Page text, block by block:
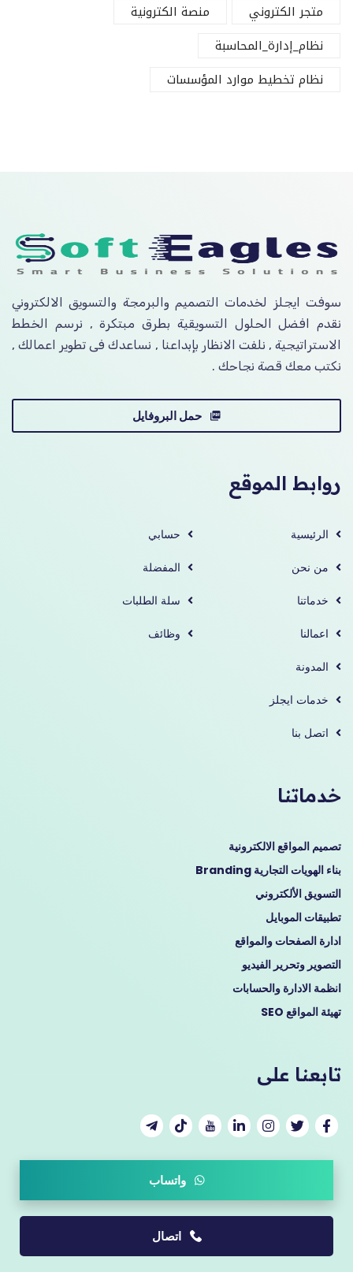
متجر الكتروني
منصة الكترونية
نظام_إدارة_المحاسبة
نظام تخطيط موارد المؤسسات
سوفت ايجلز لخدمات التصميم والبرمجة والتسويق الالكتروني
نقدم افضل الحلول التسويقية بطرق مبتكرة , نرسم الخطط
الاستراتيجية , نلفت الانظار بإبداعنا , نساعدك فى تطوير اعمالك ,
نكتب معك قصة نجاحك .
حمل البروفايل
روابط الموقع
الرئيسية
من نحن
خدماتنا
اعمالنا
المدونة
خدمات ايجلز
اتصل بنا
حسابي
المفضلة
سلة الطلبات
وظائف
خدماتنا
تصميم المواقع الالكترونية
بناء الهويات التجارية Branding
التسويق الألكتروني
تطبيقات الموبايل
ادارة الصفحات والمواقع
التصوير وتحرير الفيديو
انظمة الادارة والحسابات
تهيئة المواقع SEO
تابعنا على
واتساب
اتصال